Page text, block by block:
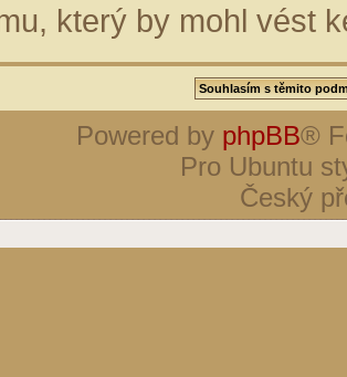
který by mohl vést
Powered by phpBB®
Pro Ubuntu
Český